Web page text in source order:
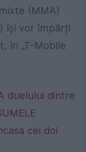
(MMA)
își vor împărți
în „T-Mobile